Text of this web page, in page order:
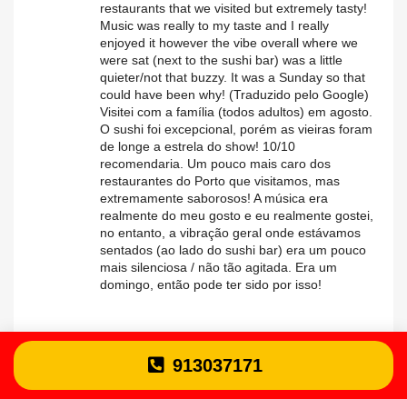
restaurants that we visited but extremely tasty!
Music was really to my taste and I really
enjoyed it however the vibe overall where we
were sat (next to the sushi bar) was a little
quieter/not that buzzy. It was a Sunday so that
could have been why! (Traduzido pelo Google)
Visitei com a família (todos adultos) em agosto.
O sushi foi excepcional, porém as vieiras foram
de longe a estrela do show! 10/10
recomendaria. Um pouco mais caro dos
restaurantes do Porto que visitamos, mas
extremamente saborosos! A música era
realmente do meu gosto e eu realmente gostei,
no entanto, a vibração geral onde estávamos
sentados (ao lado do sushi bar) era um pouco
mais silenciosa / não tão agitada. Era um
domingo, então pode ter sido por isso!
913037171